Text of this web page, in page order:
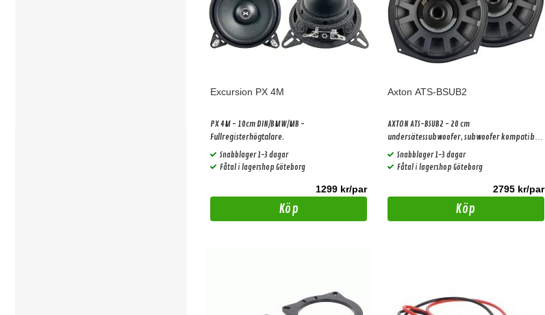
Excursion PX 4M
PX 4M - 10cm DIN/BMW/MB -
Fullregisterhögtalare.
Snabblager 1-3 dagar
Fåtal i lagershop Göteborg
1299 kr/par
Köp
Axton ATS-BSUB2
AXTON ATS-BSUB2 - 20 cm
undersätessubwoofer, subwoofer kompatibel
med BMW&MINI fordon, 150 W RMS, 2 ohm
impedans, 1 par
Snabblager 1-3 dagar
Fåtal i lagershop Göteborg
2795 kr/par
Köp